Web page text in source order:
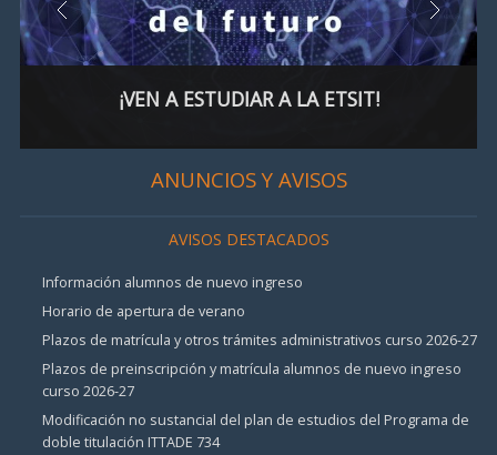
¡VEN A ESTUDIAR A LA ETSIT!
ANUNCIOS Y AVISOS
AVISOS DESTACADOS
Información alumnos de nuevo ingreso
Horario de apertura de verano
Plazos de matrícula y otros trámites administrativos curso 2026-27
Plazos de preinscripción y matrícula alumnos de nuevo ingreso
curso 2026-27
Modificación no sustancial del plan de estudios del Programa de
doble titulación ITTADE 734